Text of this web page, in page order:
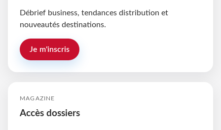
Débrief business, tendances distribution et
nouveautés destinations.
Je m'inscris
MAGAZINE
Accès dossiers